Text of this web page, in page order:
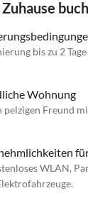
bis zu 2
Wohnung
pelzigen Freund
WLAN,